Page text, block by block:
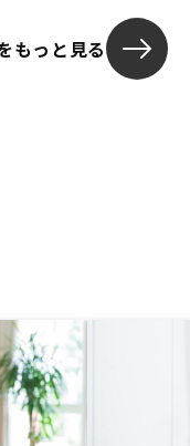
の
もっと見る